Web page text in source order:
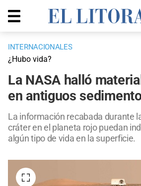
INTERNACIONALES
¿Hubo vida?
La NASA halló
en antiguos
La información recabada durante
cráter en el planeta rojo puedan
algún tipo de vida en la superficie.